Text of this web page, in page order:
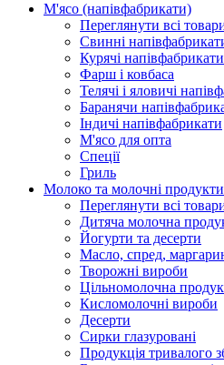
М'ясо (напiвфабрикати)
Переглянути всі
Свиннi
Курячi напiвфабрикати
Фарш i ковбаса
Телячi i яловичi
Баранячи
Iндичi напiвфабрикати
М'ясо для опта
Спеції
Гриль
Молоко та молочні продукти
Переглянути всі
Дитяча молочна
Йогурти та десерти
Масло, спред,
Творожні вироби
Цільномолочна
Кисломолочні вироби
Десерти
Сирки глазуровані
Продукція тривалого